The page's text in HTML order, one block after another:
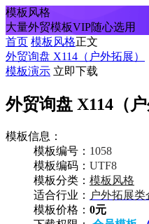
模板风格
大量外贸模板VIP随心选用
首页 模板风格正文
外贸询盘 X114（户外拓展）
模板演示 立即下载
外贸询盘 X114（户
模板信息：
模板编号： 1058
模板编码： UTF8
模板分类： 模板风格
适合行业： 户外拓展类
模板价格： 0元